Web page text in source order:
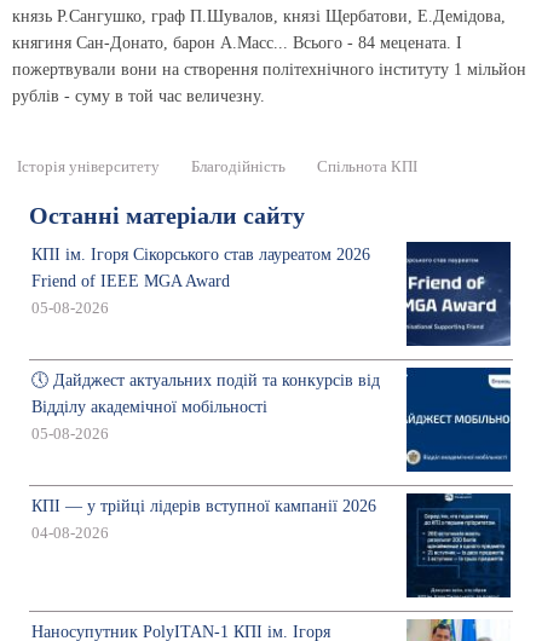
князь Р.Сангушко, граф П.Шувалов, князі Щербатови, Е.Демідова,
княгиня Сан-Донато, барон А.Масс... Всього - 84 мецената. І
пожертвували вони на створення політехнічного інституту 1 мільйон
рублів - суму в той час величезну.
Історія університету Благодійність Спільнота КПІ
Останні матеріали сайту
КПІ ім. Ігоря Сікорського став лауреатом 2026
Friend of IEEE MGA Award
05-08-2026
🕔 Дайджест актуальних подій та конкурсів від
Відділу академічної мобільності
05-08-2026
КПІ — у трійці лідерів вступної кампанії 2026
04-08-2026
Наносупутник PolyITAN-1 КПІ ім. Ігоря